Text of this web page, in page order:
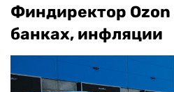
Финдиректор Ozon
банках, инфляции